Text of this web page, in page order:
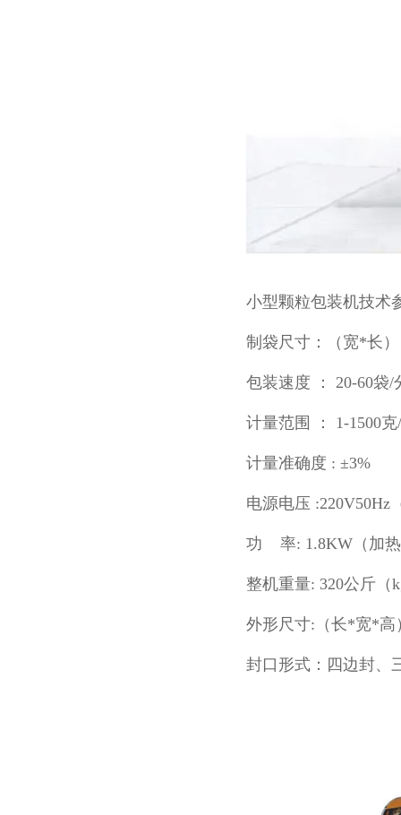
小型颗粒包装机技术
制袋尺寸：（宽*长
包装速度 ： 20-60袋/
计量范围 ： 1-1500
计量准确度 : ±3%
电源电压 :220V50Hz
功 率: 1.8KW（加热
整机重量: 320公斤（
外形尺寸:（长*宽*高
封口形式：四边封、